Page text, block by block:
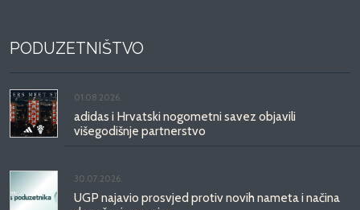
PODUZETNIŠTVO
01.08.2026.
adidas i Hrvatski nogometni savez objavili
višegodišnje partnerstvo
30.07.2026.
UGP najavio prosvjed protiv novih nameta i načina